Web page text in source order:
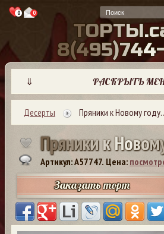
0 0
ТОРТЫ.с
8(495)744
⇓ РАСКРЫТЬ
Десерты Пряники к Новому
ПряникикНовом
Артикул: A57747. Цена:
Заказать торт